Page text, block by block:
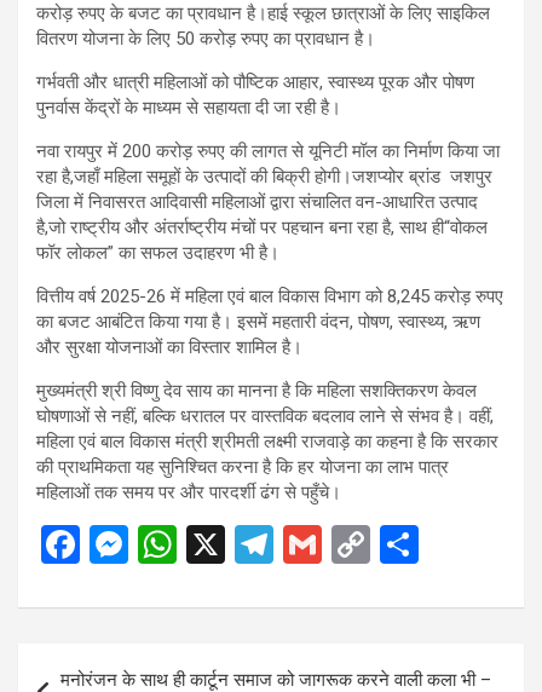
करोड़ रुपए के बजट का प्रावधान है।हाई स्कूल छात्राओं के लिए साइकिल
वितरण योजना के लिए 50 करोड़ रुपए का प्रावधान है।
गर्भवती और धात्री महिलाओं को पौष्टिक आहार, स्वास्थ्य पूरक और पोषण
पुनर्वास केंद्रों के माध्यम से सहायता दी जा रही है।
नवा रायपुर में 200 करोड़ रुपए की लागत से यूनिटी मॉल का निर्माण किया जा
रहा है,जहाँ महिला समूहों के उत्पादों की बिक्री होगी।जशप्योर ब्रांड जशपुर
जिला में निवासरत आदिवासी महिलाओं द्वारा संचालित वन-आधारित उत्पाद
है,जो राष्ट्रीय और अंतर्राष्ट्रीय मंचों पर पहचान बना रहा है, साथ ही“वोकल
फॉर लोकल” का सफल उदाहरण भी है।
वित्तीय वर्ष 2025-26 में महिला एवं बाल विकास विभाग को 8,245 करोड़ रुपए
का बजट आबंटित किया गया है। इसमें महतारी वंदन, पोषण, स्वास्थ्य, ऋण
और सुरक्षा योजनाओं का विस्तार शामिल है।
मुख्यमंत्री श्री विष्णु देव साय का मानना है कि महिला सशक्तिकरण केवल
घोषणाओं से नहीं, बल्कि धरातल पर वास्तविक बदलाव लाने से संभव है। वहीं,
महिला एवं बाल विकास मंत्री श्रीमती लक्ष्मी राजवाड़े का कहना है कि सरकार
की प्राथमिकता यह सुनिश्चित करना है कि हर योजना का लाभ पात्र
महिलाओं तक समय पर और पारदर्शी ढंग से पहुँचे।
F
ce
b
M
se
W
at
s
X
T
e
gr
G
ail
C
py
Li
ar
e
Post
मनोरंजन के साथ ही कार्टून समाज को जागरूक करने वाली कला भी –